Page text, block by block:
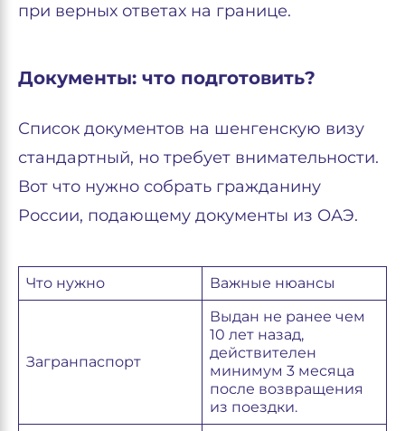
при верных ответах на границе.
Документы: что подготовить?
Список документов на шенгенскую визу
стандартный, но требует внимательности.
Вот что нужно собрать гражданину
России, подающему документы из ОАЭ.
Что нужно Важные нюансы
Загранпаспорт
Выдан не ранее чем
10 лет назад,
действителен
минимум 3 месяца
после возвращения
из поездки.